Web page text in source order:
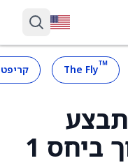
™
The Fly
Robin Energy תבצע
פיצול מניות הפוך ביחס 1